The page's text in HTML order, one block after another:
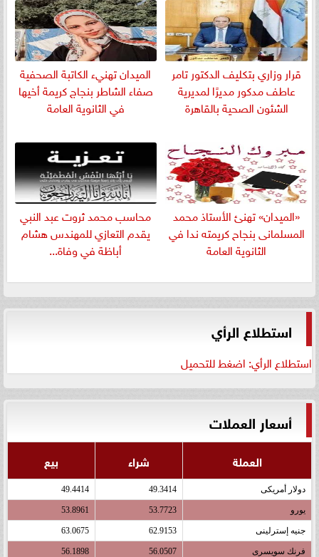
قرار وزاري بتكليف الدكتور تامر
عاطف مدكور مديرًا لمديرية
الشئون الصحية بالقاهرة
الميدان تهنيء الكاتبة الصحفية
صفاء الشاطر بنجاج كريمة أخيها
في الثانوية العامة
«الميدان» تهنئ الأستاذ محمد
المسلمانى بنجاح كريمته ندا في
الثانوية العامة
​محاسب محمد ثروت عبد النبي
يقدم التعازي للمهندس هشام
أباظة في وفاة...
استطلاع الرأي
استطلاع الرأي: اضغط للتحميل
أسعار العملات
العملة شراء بيع
دولار أمريكى 49.3414
49.4414
يورو 53.7723
53.8961
جنيه إسترلينى 62.9153
63.0675
فرنك سويسرى 56.0507
56.1898